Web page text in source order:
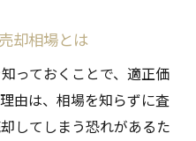
直すべき査定の視点
学ぶ成功と失敗の違い
安心売却を実現する方
却相場とは
っておくことで、適正価
由は、相場を知らずに査
してしまう恐れがあるた